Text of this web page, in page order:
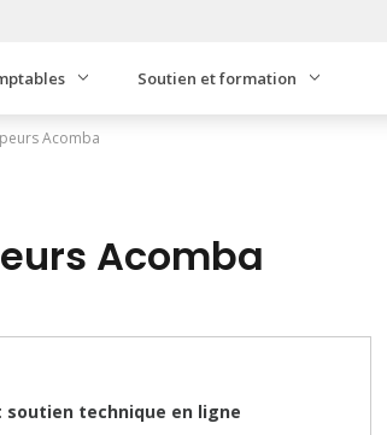
Soutien et formation
Acomba
Acomba
technique en ligne